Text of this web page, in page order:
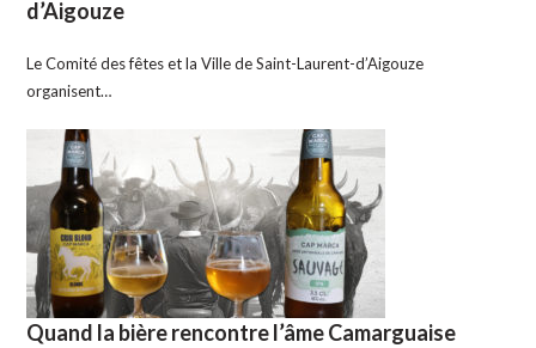
d’Aigouze
Le Comité des fêtes et la Ville de Saint-Laurent-d’Aigouze
organisent…
Quand la bière rencontre l’âme Camarguaise